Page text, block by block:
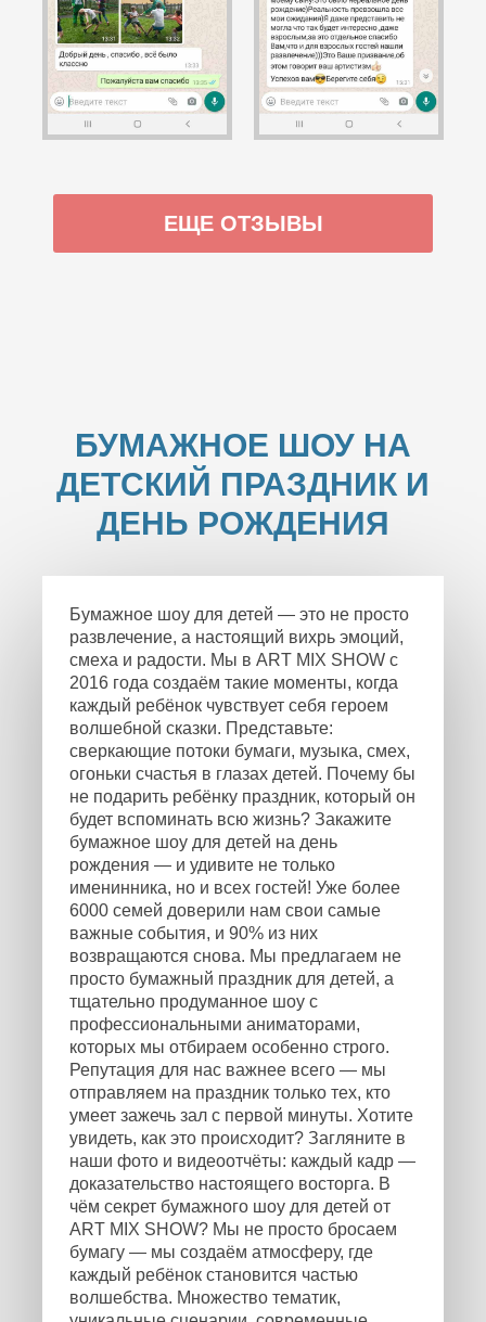
ЕЩЕ ОТЗЫВЫ
БУМАЖНОЕ ШОУ НА
ДЕТСКИЙ ПРАЗДНИК И
ДЕНЬ РОЖДЕНИЯ
Бумажное шоу для детей — это не просто
развлечение, а настоящий вихрь эмоций,
смеха и радости. Мы в ART MIX SHOW с
2016 года создаём такие моменты, когда
каждый ребёнок чувствует себя героем
волшебной сказки. Представьте:
сверкающие потоки бумаги, музыка, смех,
огоньки счастья в глазах детей. Почему бы
не подарить ребёнку праздник, который он
будет вспоминать всю жизнь? Закажите
бумажное шоу для детей на день
рождения — и удивите не только
именинника, но и всех гостей! Уже более
6000 семей доверили нам свои самые
важные события, и 90% из них
возвращаются снова. Мы предлагаем не
просто бумажный праздник для детей, а
тщательно продуманное шоу с
профессиональными аниматорами,
которых мы отбираем особенно строго.
Репутация для нас важнее всего — мы
отправляем на праздник только тех, кто
умеет зажечь зал с первой минуты. Хотите
увидеть, как это происходит? Загляните в
наши фото и видеоотчёты: каждый кадр —
доказательство настоящего восторга. В
чём секрет бумажного шоу для детей от
ART MIX SHOW? Мы не просто бросаем
бумагу — мы создаём атмосферу, где
каждый ребёнок становится частью
волшебства. Множество тематик,